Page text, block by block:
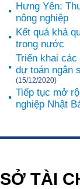
Hưng Yên:
nông nghiệp
Kết quả khả
trong nước
Triển khai
dự toán ngân
(15/12/2020)
Tiếp tục mở
nghiệp Nhật
SỞ TÀI